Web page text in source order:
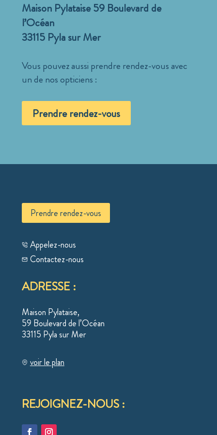
Maison Pylataise 59 Boulevard de
l’Océan
33115 Pyla sur Mer
Vous pouvez aussi prendre rendez-vous avec
un de nos opticiens :
Prendre rendez-vous
Prendre rendez-vous
Appelez-nous
Contactez-nous
ADRESSE :
Maison Pylataise,
59 Boulevard de l’Océan
33115 Pyla sur Mer
voir le plan
REJOIGNEZ-NOUS :